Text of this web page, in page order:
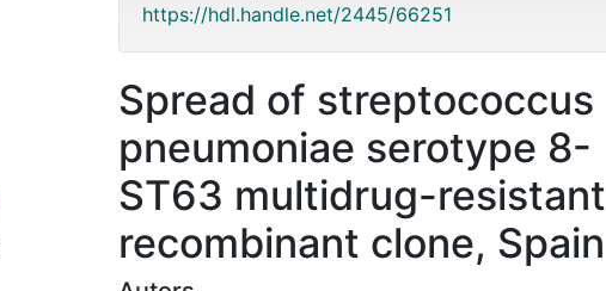
https://hdl.handle.net/2445/66251
Spread of streptococcus
pneumoniae serotype 8-
ST63 multidrug-resistant
recombinant clone, Spain